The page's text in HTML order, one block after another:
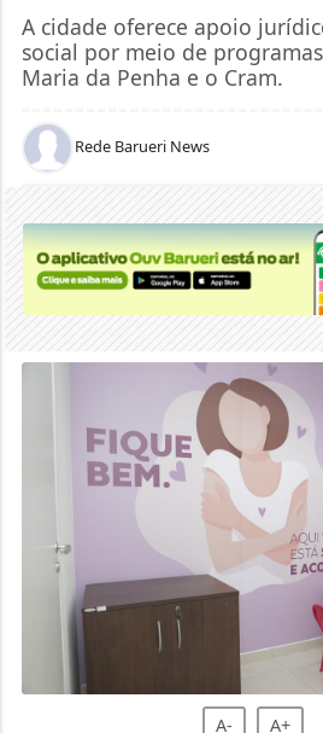
A cidade oferece apoio
social por meio de
Maria da Penha e o Cram.
Rede Barueri News
A- A+